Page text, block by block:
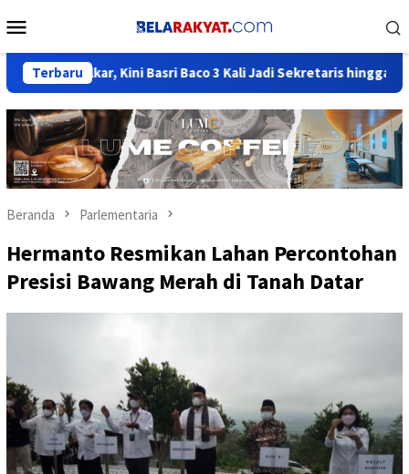
ke
Mobile
Terbaru
Kini Basri Baco 3 Kali Jadi Sekretaris hingga Jadi Elite
Beranda Parlementaria
Hermanto Resmikan Lahan Percontohan
Presisi Bawang Merah di Tanah Datar